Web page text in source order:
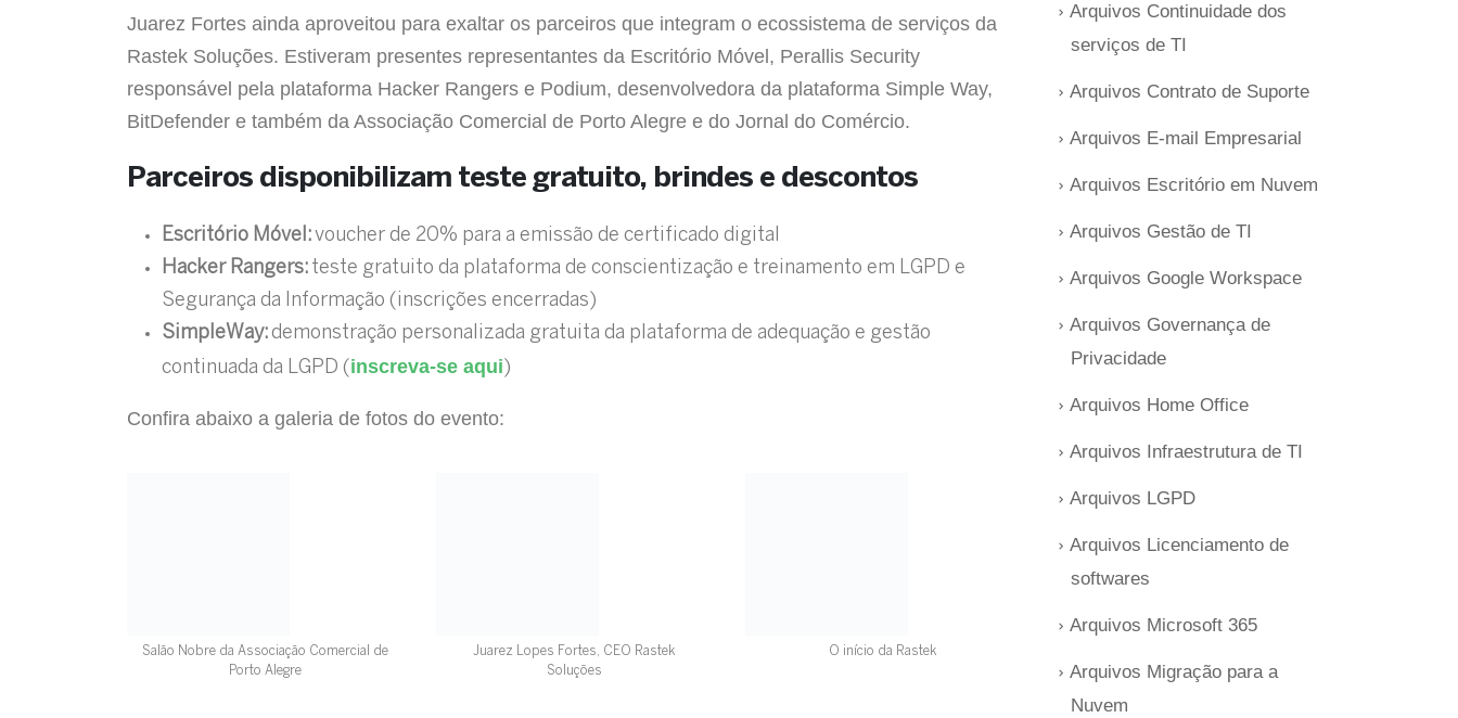
Juarez Fortes ainda aproveitou para exaltar os parceiros que integram o ecossistema de serviços da
Rastek Soluções. Estiveram presentes representantes da Escritório Móvel, Perallis Security
responsável pela plataforma Hacker Rangers e Podium, desenvolvedora da plataforma Simple Way,
BitDefender e também da Associação Comercial de Porto Alegre e do Jornal do Comércio.
Parceiros disponibilizam teste gratuito, brindes e descontos
Escritório Móvel:voucher de 20% para a emissão de certificado digital
Hacker Rangers: teste gratuito da plataforma de conscientização e treinamento em LGPD e
Segurança da Informação (inscrições encerradas)
SimpleWay:demonstração personalizada gratuita da plataforma de adequação e gestão
continuada da LGPD ( inscreva-se aqui )
Confira abaixo a galeria de fotos do evento:
Salão Nobre da Associação Comercial de
Porto Alegre
Juarez Lopes Fortes, CEO Rastek
Soluções
O início da Rastek
Arquivos Continuidade dos
serviços de TI
Arquivos Contrato de Suporte
Arquivos E-mail Empresarial
Arquivos Escritório em Nuvem
Arquivos Gestão de TI
Arquivos Google Workspace
Arquivos Governança de
Privacidade
Arquivos Home Office
Arquivos Infraestrutura de TI
Arquivos LGPD
Arquivos Licenciamento de
softwares
Arquivos Microsoft 365
Arquivos Migração para a
Nuvem